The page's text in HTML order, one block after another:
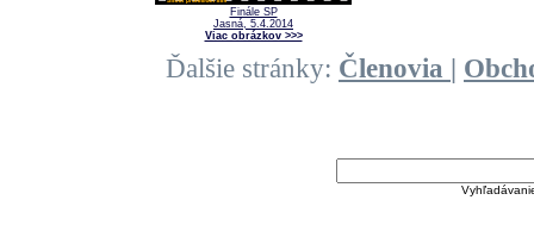
Finále SP
Jasná, 5.4.2014
Viac obrázkov >>>
Ďalšie stránky: Členovia |